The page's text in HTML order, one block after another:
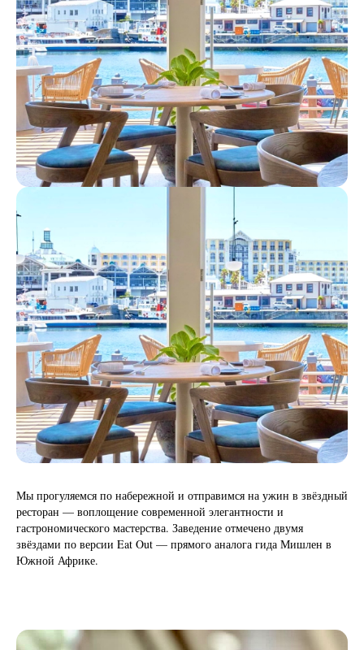
Мы прогуляемся по набережной и отправимся на ужин в звёздный
ресторан — воплощение современной элегантности и
гастрономического мастерства. Заведение отмечено двумя
звёздами по версии Eat Out — прямого аналога гида Мишлен в
Южной Африке.